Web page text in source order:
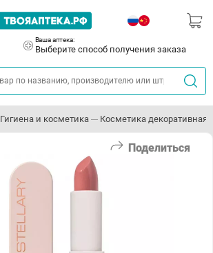
Ваша аптека:
Выберите способ получения заказа
Гигиена и косметика Косметика декоративная
Поделиться